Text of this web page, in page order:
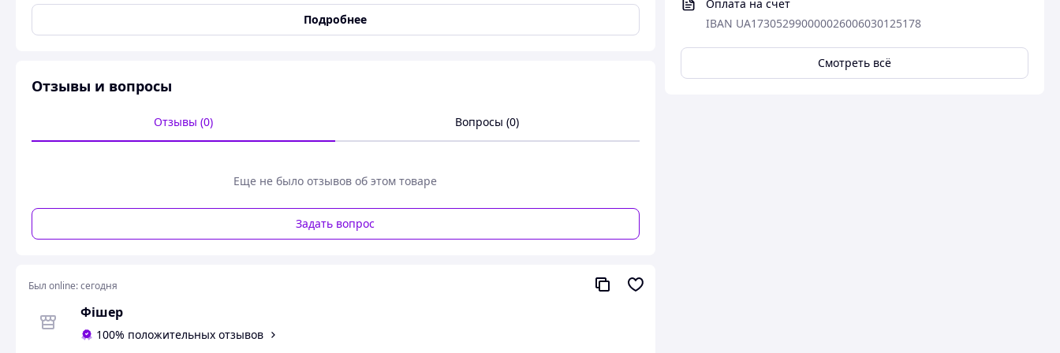
Оплата на счет
IBAN UA173052990000026006030125178
Смотреть всё
отверстия
Диаметр просверливаемого
240
Подробнее
Отзывы и вопросы
Отзывы (0) Вопросы (0)
Еще не было отзывов об этом товаре
Задать вопрос
Был online:сегодня
Фішер
100% положительных отзывов